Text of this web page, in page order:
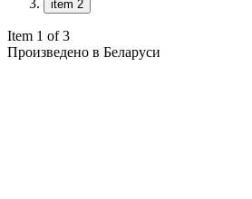
item 2
Item 1 of 3
Произведено в Беларуси